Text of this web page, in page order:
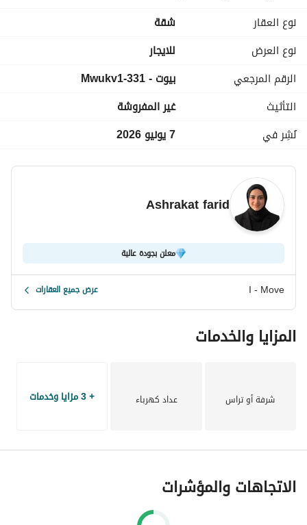
نبذة عن الكمبوند:
مما يجعله اختيارًا مناسبًا للسكن المريح.
نوع العقار
شقة
نوع العرض
للايجار
الرقم المرجعي
بيوت - 331-Mwukv1
التأثيث
غير المفروشة
نُشِر في
7 يونيو 2026
Ashrakat farid
معلن بجودة عالية
I - Move عرض جميع العقارات
المزايا والخدمات
شرفة أو تراس عداد كهرباء + 3 مزايا وخدمات
الاتجاهات والمؤشرات